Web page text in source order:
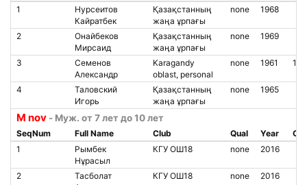
1
Нурсеитов
Кайратбек
Қазақстанның
жаңа ұрпағы
none 1968
2
Онайбеков
Мирсаид
Қазақстанның
жаңа ұрпағы
none 1969
3
Семенов
Александр
Karagandy
oblast, personal
none 1961
4
Таловский
Игорь
Қазақстанның
жаңа ұрпағы
none 1965
М nov - Муж. от 7 лет до 10 лет
SeqNum Full Name Club Qual Year
1
Рымбек
Нұрасыл
КГУ ОШ18 none 2016
2
Тасболат
КГУ ОШ18 none 2016